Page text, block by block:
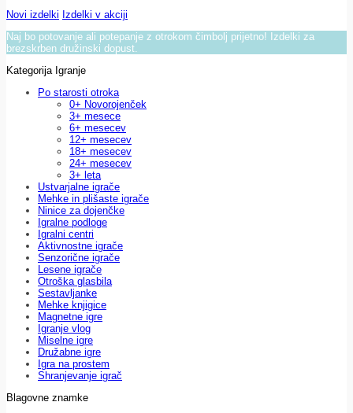
Novi izdelki Izdelki v akciji
Naj bo potovanje ali potepanje z otrokom čimbolj prijetno! Izdelki za
brezskrben družinski dopust.
Kategorija Igranje
Po starosti otroka
0+ Novorojenček
3+ mesece
6+ mesecev
12+ mesecev
18+ mesecev
24+ mesecev
3+ leta
Ustvarjalne igrače
Mehke in plišaste igrače
Ninice za dojenčke
Igralne podloge
Igralni centri
Aktivnostne igrače
Senzorične igrače
Lesene igrače
Otroška glasbila
Sestavljanke
Mehke knjigice
Magnetne igre
Igranje vlog
Miselne igre
Družabne igre
Igra na prostem
Shranjevanje igrač
Blagovne znamke